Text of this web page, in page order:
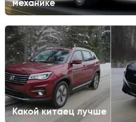
механике
Какой китаец лучше